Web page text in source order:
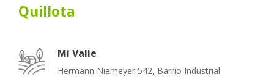
Quillota
Mi Valle
Hermann Niemeyer 542, Barrio Industrial